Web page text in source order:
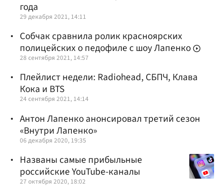
года
29 декабря 2021, 14:11
Собчак сравнила ролик красноярских
полицейских о педофиле с шоу Лапенко
28 сентября 2021, 14:57
Плейлист недели: Radiohead, СБПЧ, Клава
Кока и BTS
24 сентября 2021, 14:14
Антон Лапенко анонсировал третий сезон
«Внутри Лапенко»
06 декабря 2020, 19:35
Названы самые прибыльные
российские YouTube-каналы
27 октября 2020, 18:02